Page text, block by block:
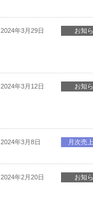
2024年3月29日 お知
2024年3月12日 お知
2024年3月8日 月次売
2024年2月20日 お知